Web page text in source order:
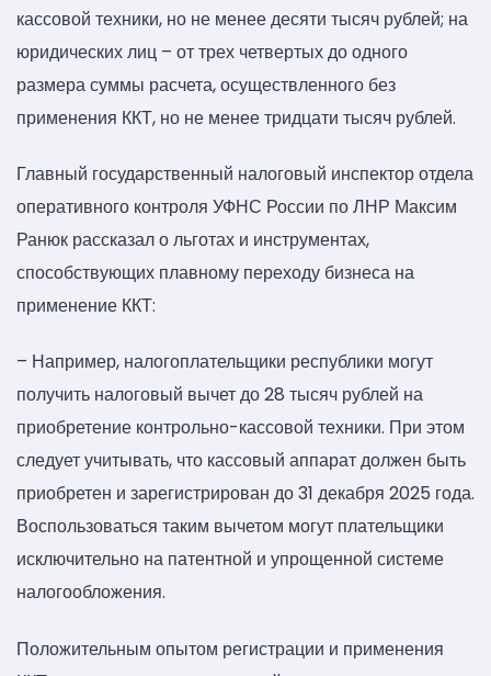
кассовой техники, но не менее десяти тысяч рублей; на
юридических лиц – от трех четвертых до одного
размера суммы расчета, осуществленного без
применения ККТ, но не менее тридцати тысяч рублей.
Главный государственный налоговый инспектор отдела
оперативного контроля УФНС России по ЛНР Максим
Ранюк рассказал о льготах и инструментах,
способствующих плавному переходу бизнеса на
применение ККТ:
– Например, налогоплательщики республики могут
получить налоговый вычет до 28 тысяч рублей на
приобретение контрольно-кассовой техники. При этом
следует учитывать, что кассовый аппарат должен быть
приобретен и зарегистрирован до 31 декабря 2025 года.
Воспользоваться таким вычетом могут плательщики
исключительно на патентной и упрощенной системе
налогообложения.
Положительным опытом регистрации и применения